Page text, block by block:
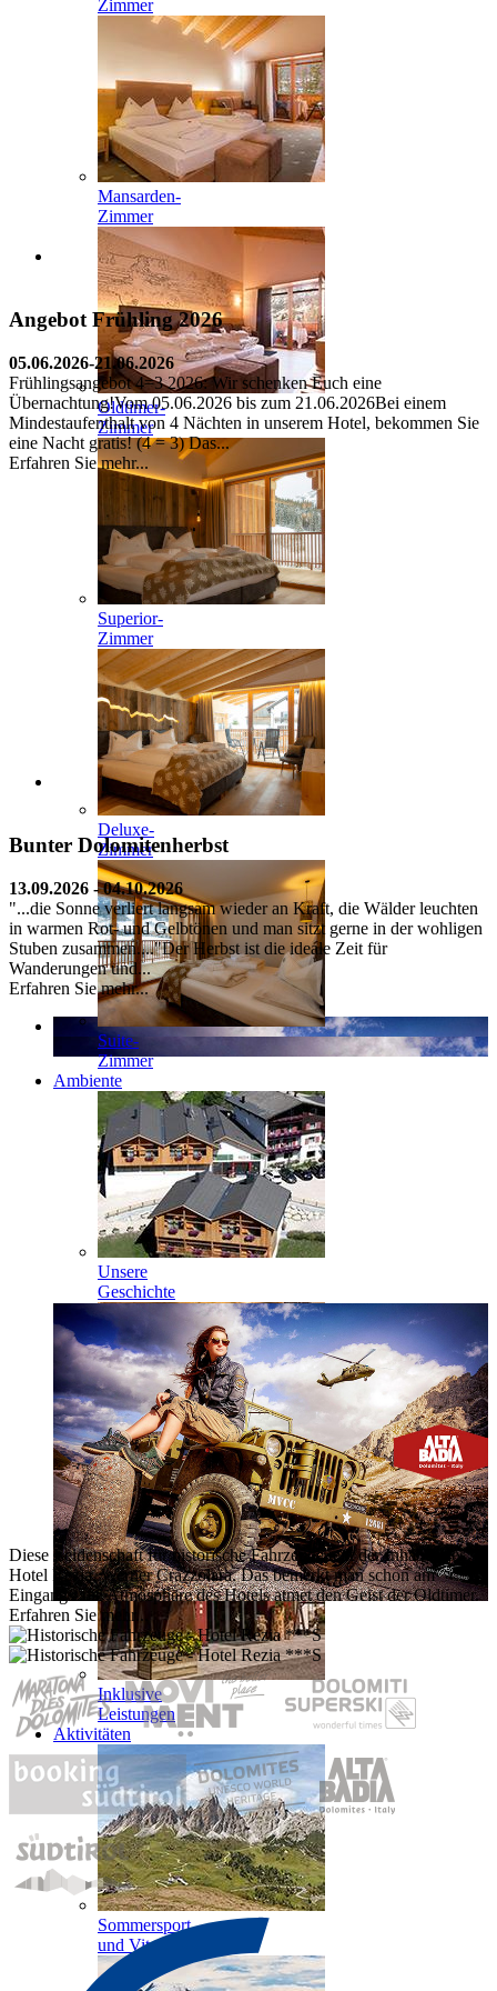
Zimmer
Mansarden-
Zimmer
Oldtimer-
Zimmer
Superior-
Zimmer
Deluxe-
Zimmer
Suite-
Zimmer
Ambiente
Unsere
Geschichte
Genuss und
Kulinarik
Inklusive
Leistungen
Aktivitäten
Sommersport
und Vitalität
Angebot Frühling 2026
05.06.2026-21.06.2026
Frühlingsangebot 4=3 2026: Wir schenken Euch eine
Übernachtung!Vom 05.06.2026 bis zum 21.06.2026Bei einem
Mindestaufenthalt von 4 Nächten in unserem Hotel, bekommen Sie
eine Nacht gratis! (4 = 3) Das...
Erfahren Sie mehr...
Bunter Dolomitenherbst
13.09.2026 - 04.10.2026
"...die Sonne verliert langsam wieder an Kraft, die Wälder leuchten
in warmen Rot- und Gelbtönen und man sitzt gerne in der wohligen
Stuben zusammen...."Der Herbst ist die ideale Zeit für
Wanderungen und...
Erfahren Sie mehr...
Diese Leidenschaft für historische Fahrzeuge teilt der Inhaber des
Hotel Rezia, Werner Crazzolara. Das bemerkt man schon am
Eingang - die Atmosphäre des Hotels atmet den Geist der Oldtimer.
Erfahren Sie mehr...